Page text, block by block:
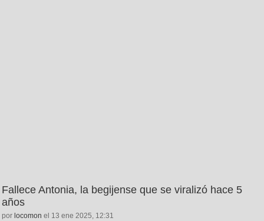
Fallece Antonia, la begijense que se viralizó hace 5
años
por locomon el 13 ene 2025, 12:31